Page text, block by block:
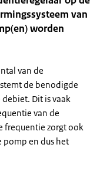
van
worden
van de
de benodigde
Dit is vaak
van de
frequentie zorgt ook
pomp en dus het